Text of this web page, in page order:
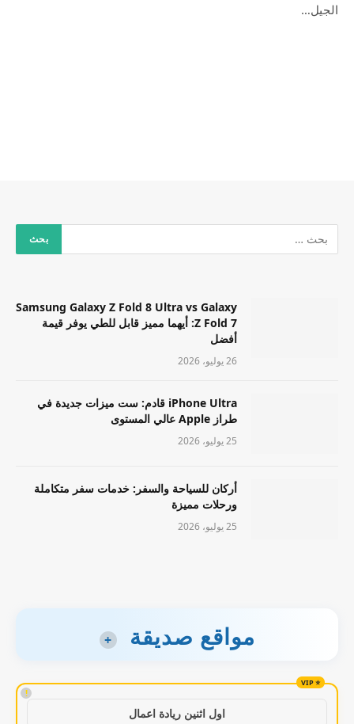
الجيل…
Samsung Galaxy Z Fold 8 Ultra vs Galaxy
Z Fold 7: أيهما مميز قابل للطي يوفر قيمة
أفضل
26 يوليو، 2026
iPhone Ultra قادم: ست ميزات جديدة في
طراز Apple عالي المستوى
25 يوليو، 2026
أركان للسياحة والسفر: خدمات سفر متكاملة
ورحلات مميزة
25 يوليو، 2026
مواقع صديقة +
!
اول اثنين ريادة اعمال